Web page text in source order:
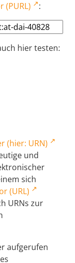
(PURL) :
hier testen:
(hier: URN)
und
sich
(URL)
URNs zur
aufgerufen